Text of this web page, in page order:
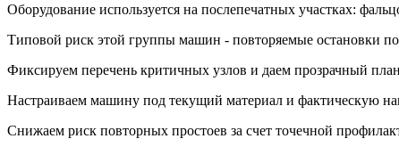
Оборудование используется на послепечатных участках:
Типовой риск этой группы машин - повторяемые остановки
Фиксируем перечень критичных узлов и даем прозрачный
Настраиваем машину под текущий материал и фактическую
Снижаем риск повторных простоев за счет точечной